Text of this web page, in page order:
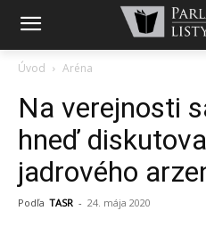
Úvod Aréna
Na verejnosti
hneď
jadrového
Podľa TASR - 24. mája 2020